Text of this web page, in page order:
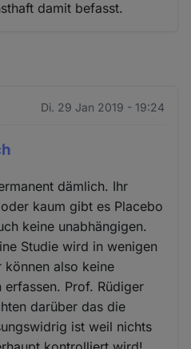
damit befasst.
Di. 29 Jan 2019 - 19:24
dämlich. Ihr
kaum gibt es Placebo
keine unabhängigen.
Studie wird in wenigen
können also keine
Prof. Rüdiger
darüber das die
ist weil nichts